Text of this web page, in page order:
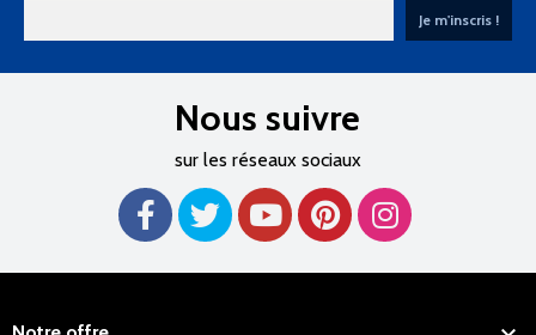
Nous suivre
sur les réseaux sociaux